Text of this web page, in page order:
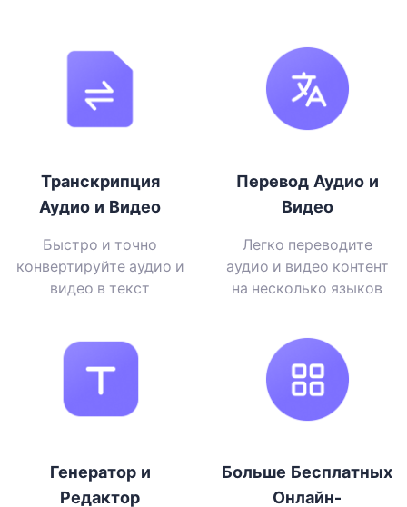
Транскрипция
Аудио и Видео
Быстро и точно
конвертируйте аудио и
видео в текст
Перевод Аудио и
Видео
Легко переводите
аудио и видео контент
на несколько языков
Генератор и
Редактор
Больше Бесплатных
Онлайн-